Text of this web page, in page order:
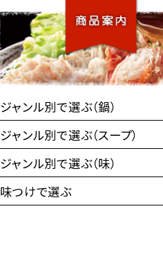
ジャンル別で選ぶ（鍋）
ジャンル別で選ぶ（スープ）
ジャンル別で選ぶ（味）
味つけで選ぶ